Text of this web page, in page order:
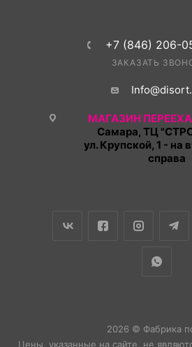
+7 (846) 206-
ЗАКАЗАТЬ
МАГАЗИН
Самара, ТЦ
ул. Крупской, 1 - на
справа
2026 © Фабрика
Цены, указанные на сайте, не